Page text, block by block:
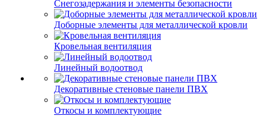
Снегозадержания и элементы безопасности
Доборные элементы для металлической кровли
Кровельная вентиляция
Линейный водоотвод
Декоративные стеновые панели ПВХ
Откосы и комплектующие